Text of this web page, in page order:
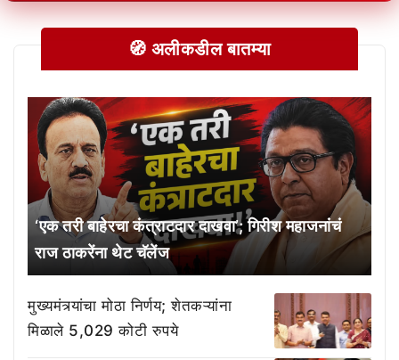
🧭 अलीकडील बातम्या
‘एक तरी बाहेरचा कंत्राटदार दाखवा’; गिरीश महाजनांचं
राज ठाकरेंना थेट चॅलेंज
मुख्यमंत्र्यांचा मोठा निर्णय; शेतकऱ्यांना
मिळाले 5,029 कोटी रुपये